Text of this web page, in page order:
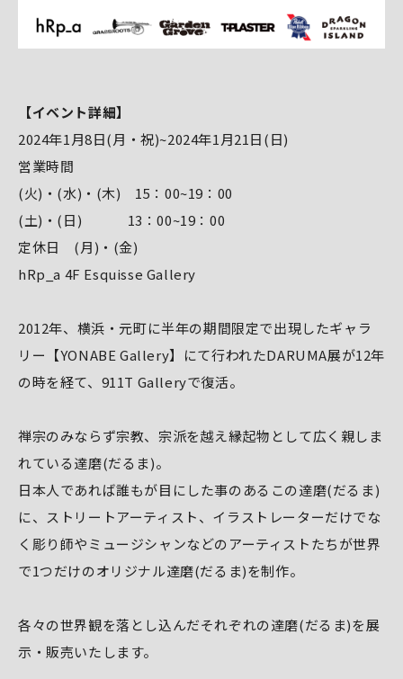
【イベント詳細】
2024年1月8日(月・祝)~2024年1月21日(日)
営業時間
(火)・(水)・(木) 15：00~19：00
(土)・(日) 13：00~19：00
定休日 (月)・(金)
hRp_a 4F Esquisse Gallery
2012年、横浜・元町に半年の期間限定で出現したギャラ
リー【YONABE Gallery】にて行われたDARUMA展が12年
の時を経て、911T Galleryで復活。
禅宗のみならず宗教、宗派を越え縁起物として広く親しま
れている達磨(だるま)。
日本人であれば誰もが目にした事のあるこの達磨(だるま)
に、ストリートアーティスト、イラストレーターだけでな
く彫り師やミュージシャンなどのアーティストたちが世界
で1つだけのオリジナル達磨(だるま)を制作。
各々の世界観を落とし込んだそれぞれの達磨(だるま)を展
示・販売いたします。